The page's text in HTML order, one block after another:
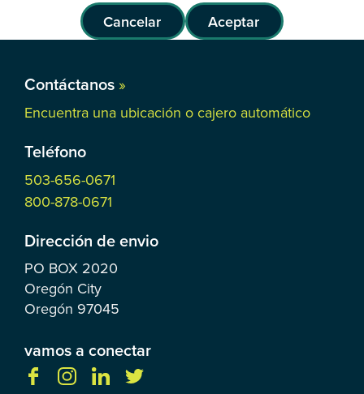
Cancelar Aceptar
Contáctanos »
Encuentra una ubicación o cajero automático
Teléfono
503-656-0671
800-878-0671
Dirección de envio
PO BOX 2020
Oregón City
Oregón 97045
vamos a conectar